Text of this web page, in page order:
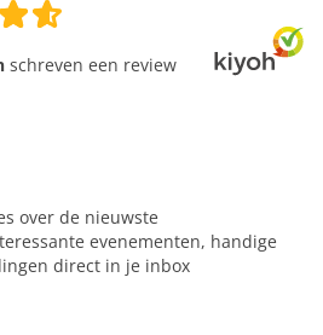
schreven een review
over de nieuwste
evenementen, handige
direct in je inbox